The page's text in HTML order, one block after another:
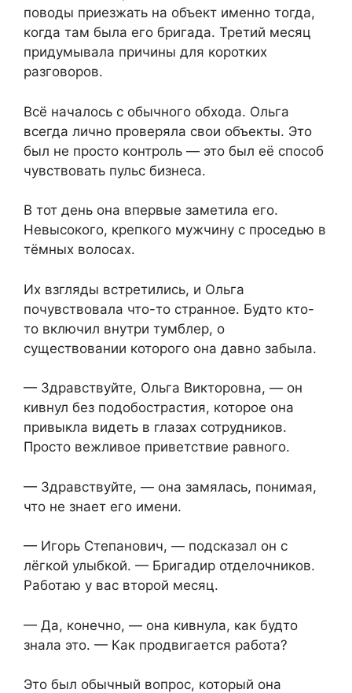
поводы приезжать на объект именно тогда,
когда там была его бригада. Третий месяц
придумывала причины для коротких
разговоров.
Всё началось с обычного обхода. Ольга
всегда лично проверяла свои объекты. Это
был не просто контроль — это был её способ
чувствовать пульс бизнеса.
В тот день она впервые заметила его.
Невысокого, крепкого мужчину с проседью в
тёмных волосах.
Их взгляды встретились, и Ольга
почувствовала что-то странное. Будто кто-
то включил внутри тумблер, о
существовании которого она давно забыла.
— Здравствуйте, Ольга Викторовна, — он
кивнул без подобострастия, которое она
привыкла видеть в глазах сотрудников.
Просто вежливое приветствие равного.
— Здравствуйте, — она замялась, понимая,
что не знает его имени.
— Игорь Степанович, — подсказал он с
лёгкой улыбкой. — Бригадир отделочников.
Работаю у вас второй месяц.
— Да, конечно, — она кивнула, как будто
знала это. — Как продвигается работа?
Это был обычный вопрос, который она